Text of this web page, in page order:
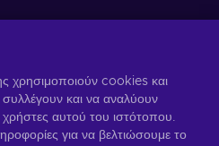
για παιχνίδια
Γραφτείτε συνδρομητής
στιγμή. Επισκεφθείτε την
χρησιμοποιούν cookies και
συλλέγουν και να αναλύουν
αυτού του ιστότοπου.
για να βελτιώσουμε το